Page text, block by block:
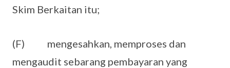
Skim Berkaitan itu;
(F) mengesahkan, memproses dan
mengaudit sebarang pembayaran yang